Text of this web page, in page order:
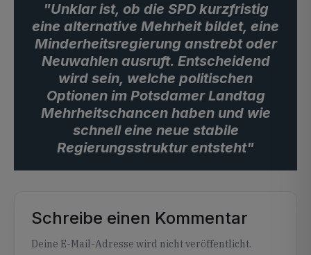
"Unklar ist, ob die SPD kurzfristig
eine alternative Mehrheit bildet, eine
Minderheitsregierung anstrebt oder
Neuwahlen ausruft. Entscheidend
wird sein, welche politischen
Optionen im Potsdamer Landtag
Mehrheitschancen haben und wie
schnell eine neue stabile
Regierungsstruktur entsteht"
Schreibe einen Kommentar
Deine E-Mail-Adresse wird nicht veröffentlicht.
Alternative: